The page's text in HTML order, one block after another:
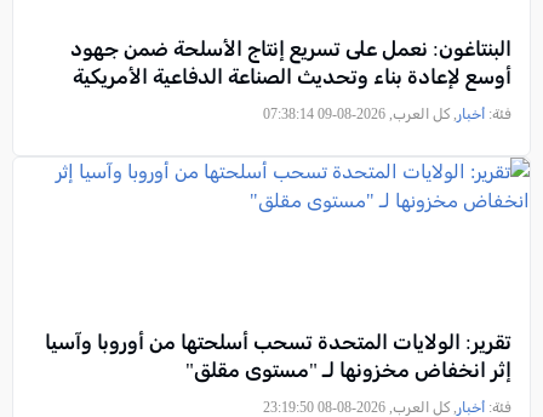
البنتاغون: نعمل على تسريع إنتاج الأسلحة ضمن جهود
أوسع لإعادة بناء وتحديث الصناعة الدفاعية الأمريكية
فئة: أخبار , كل العرب, 2026-08-09 07:38:14
تقرير: الولايات المتحدة تسحب أسلحتها من أوروبا وآسيا
إثر انخفاض مخزونها لـ "مستوى مقلق"
فئة: أخبار , كل العرب, 2026-08-08 23:19:50